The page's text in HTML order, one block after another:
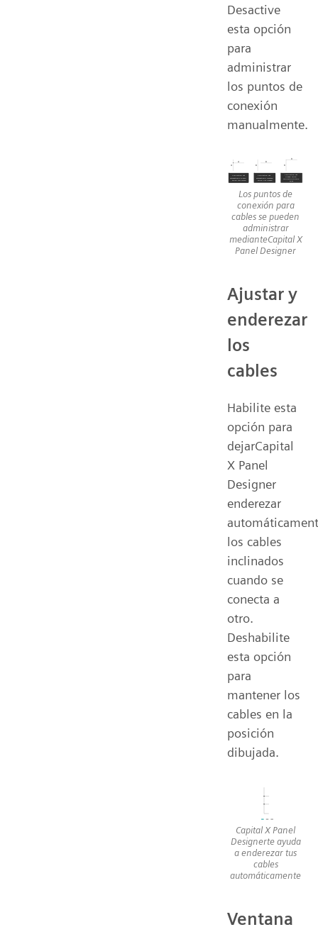
Desactive
esta opción
para
administrar
los puntos de
conexión
manualmente.
Los puntos de
conexión para
cables se pueden
administrar
medianteCapital X
Panel Designer
Ajustar y
enderezar
los
cables
Habilite esta
opción para
dejarCapital
X Panel
Designer
enderezar
los cables
inclinados
cuando se
conecta a
otro.
Deshabilite
esta opción
para
mantener los
cables en la
posición
dibujada.
Capital X Panel
Designerte ayuda
a enderezar tus
cables
automáticamente
Ventana